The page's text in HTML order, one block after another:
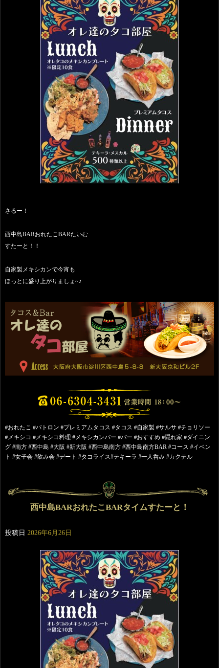
さるー！
西中島BARおれたこBARたいむ
すたーと！！
自家製メキシカンで今宵も
ほっとに盛り上がりましょ~♪
#おれたこ #パトロン #プレミアムタコス #タコス #自家製 #サルサ #チョリソー
#メキシコ #メキシコ料理 #メキシカンバー #バー #おすすめ #隠れ家 #ダイニン
グ #南方 #西中島 #大阪 #新大阪 #西中島南方 #西中島南方BAR #コース #イベン
ト #女子会 #飲み会 #デート #タコライス#テキーラ #一人呑み #カクテル
西中島BARおれたこBARタイムすたーと！
投稿日 2026年6月26日